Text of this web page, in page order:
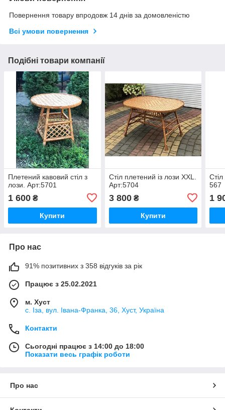
Повернення товару впродовж 14 днів за домовленістю
Всі умови повернення
Подібні товари компанії
Плетений кавовий стіл з
лози. Арт:5701
1 600 ₴
Купити
Стіл плетений із лози ХХL.
Арт:5704
3 800₴
Купити
567
1
Про нас
91% позитивних з 358 відгуків за рік
Працює з 25.02.2021
м. Хуст
с. Іза, вул. Івана-Франка, 36, Хуст, Україна
Контакти
Сьогодні працює з 14:00 до 18:00
Показати весь графік роботи
Про нас